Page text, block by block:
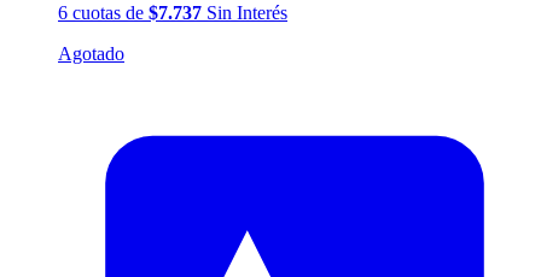
6 cuotas de $7.737 Sin Interés
Agotado